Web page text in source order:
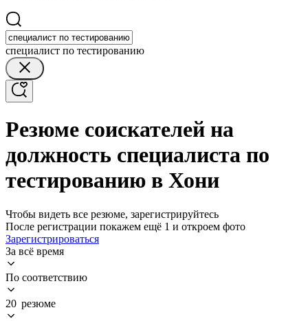
специалист по тестированию
Резюме соискателей на
должность специалиста по
тестированию в Хони
Чтобы видеть все резюме, зарегистрируйтесь
После регистрации покажем ещё 1 и откроем фото
Зарегистрироваться
За всё время
По соответствию
20 резюме